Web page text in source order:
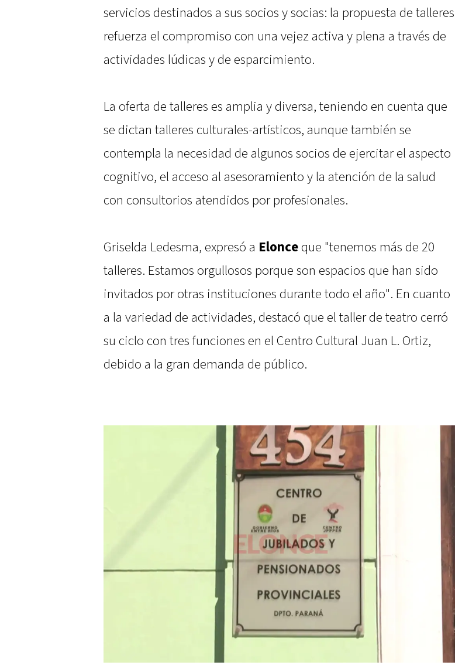
servicios destinados a sus socios y socias: la propuesta de talleres
refuerza el compromiso con una vejez activa y plena a través de
actividades lúdicas y de esparcimiento.
La oferta de talleres es amplia y diversa, teniendo en cuenta que
se dictan talleres culturales-artísticos, aunque también se
contempla la necesidad de algunos socios de ejercitar el aspecto
cognitivo, el acceso al asesoramiento y la atención de la salud
con consultorios atendidos por profesionales.
Griselda Ledesma, expresó a Elonceque "tenemos más de 20
talleres. Estamos orgullosos porque son espacios que han sido
invitados por otras instituciones durante todo el año". En cuanto
a la variedad de actividades, destacó que el taller de teatro cerró
su ciclo con tres funciones en el Centro Cultural Juan L. Ortiz,
debido a la gran demanda de público.